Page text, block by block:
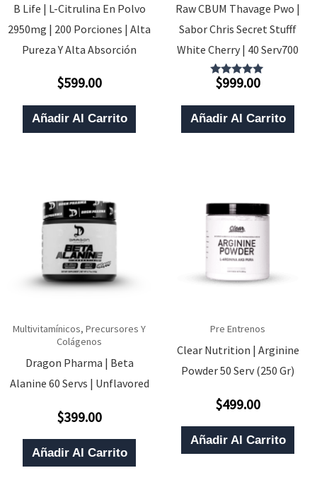
B Life | L-Citrulina En Polvo
2950mg | 200 Porciones | Alta
Pureza Y Alta Absorción
Valorado
0
De
5
$599.00
Añadir Al Carrito
Raw CBUM Thavage Pwo |
Sabor Chris Secret Stufff
White Cherry | 40 Serv700
Valorado
5.00
De 5
$999.00
Añadir Al Carrito
Multivitamínicos, Precursores Y
Colágenos
Dragon Pharma | Beta
Alanine 60 Servs | Unflavored
Valorado
0
De
5
$399.00
Añadir Al Carrito
Pre Entrenos
Clear Nutrition | Arginine
Powder 50 Serv (250 Gr)
Valorado
0
De
5
$499.00
Añadir Al Carrito